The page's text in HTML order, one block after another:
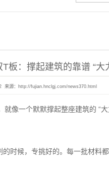
板：撑起建筑的靠谱 “大
来源： http://fujian.hnclgj.com/news370.html
一个默默撑起整座建筑的 “大
候，专挑好的。每一批材料